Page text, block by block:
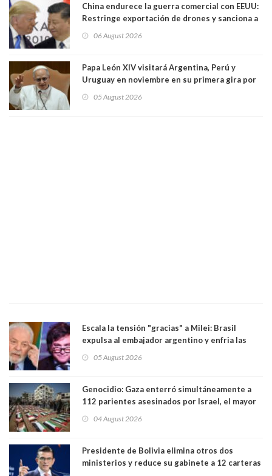
China endurece la guerra comercial con EEUU:
Restringe exportación de drones y sanciona a
06 August 2026
Papa León XIV visitará Argentina, Perú y
Uruguay en noviembre en su primera gira por
05 August 2026
Escala la tensión "gracias" a Milei: Brasil
expulsa al embajador argentino y enfria las
trasandino
05 August 2026
Genocidio: Gaza enterró simultáneamente a
112 parientes asesinados por Israel, el mayor
muertos figuran 44 niños y nueve ancianos
04 August 2026
Presidente de Bolivia elimina otros dos
ministerios y reduce su gabinete a 12 carteras